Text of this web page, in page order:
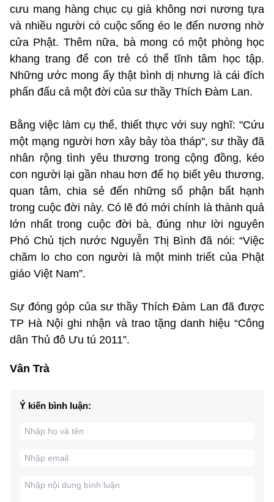
cưu mang hàng chục cụ già không nơi nương tựa
và nhiều người có cuộc sống éo le đến nương nhờ
cửa Phật. Thêm nữa, bà mong có một phòng học
khang trang để con trẻ có thể tĩnh tâm học tập.
Những ước mong ấy thật bình dị nhưng là cái đích
phấn đấu cả một đời của sư thầy Thích Đàm Lan.
Bằng việc làm cụ thể, thiết thực với suy nghĩ: "Cứu
một mạng người hơn xây bảy tòa tháp", sư thầy đã
nhân rộng tình yêu thương trong cộng đồng, kéo
con người lại gần nhau hơn để họ biết yêu thương,
quan tâm, chia sẻ đến những số phận bất hạnh
trong cuộc đời này. Có lẽ đó mới chính là thành quả
lớn nhất trong cuộc đời bà, đúng như lời nguyên
Phó Chủ tịch nước Nguyễn Thị Bình đã nói: “Việc
chăm lo cho con người là một minh triết của Phật
giáo Việt Nam”.
Sự đóng góp của sư thầy Thích Đàm Lan đã được
TP Hà Nội ghi nhận và trao tặng danh hiệu “Công
dân Thủ đô Ưu tú 2011”.
Vân Trà
Ý kiến bình luận: